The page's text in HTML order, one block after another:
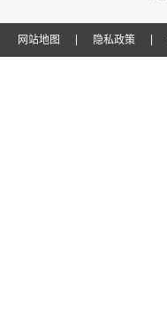
网站地图 隐私政策